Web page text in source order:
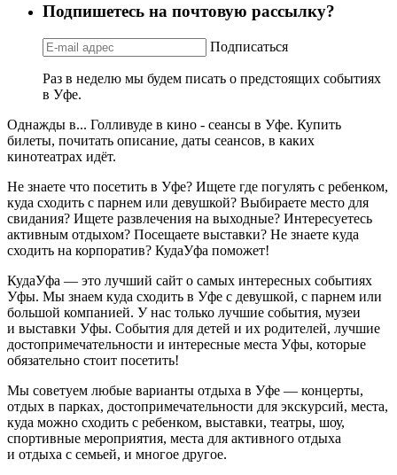
Подпишетесь на почтовую рассылку?
Подписаться
Раз в неделю мы будем писать о предстоящих событиях
в Уфе.
Однажды в... Голливуде в кино - сеансы в Уфе. Купить
билеты, почитать описание, даты сеансов, в каких
кинотеатрах идёт.
Не знаете что посетить в Уфе? Ищете где погулять с ребенком,
куда сходить с парнем или девушкой? Выбираете место для
свидания? Ищете развлечения на выходные? Интересуетесь
активным отдыхом? Посещаете выставки? Не знаете куда
сходить на корпоратив? КудаУфа поможет!
КудаУфа — это лучший сайт о самых интересных событиях
Уфы. Мы знаем куда сходить в Уфе с девушкой, с парнем или
большой компанией. У нас только лучшие события, музеи
и выставки Уфы. События для детей и их родителей, лучшие
достопримечательности и интересные места Уфы, которые
обязательно стоит посетить!
Мы советуем любые варианты отдыха в Уфе — концерты,
отдых в парках, достопримечательности для экскурсий, места,
куда можно сходить с ребенком, выставки, театры, шоу,
спортивные мероприятия, места для активного отдыха
и отдыха с семьей, и многое другое.